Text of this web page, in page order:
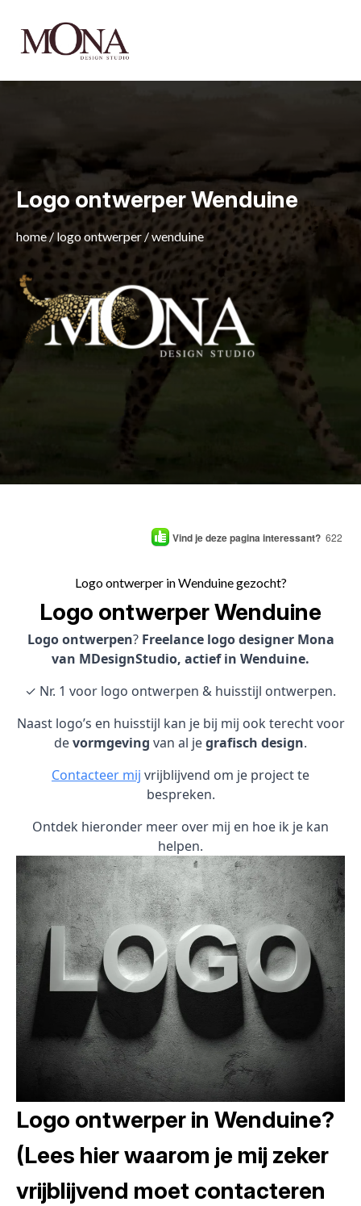
Logo ontwerper Wenduine
home/ logo ontwerper /wenduine
Vind je deze pagina interessant? 622
Logo ontwerper in Wenduine gezocht?
Logo ontwerper Wenduine
Logo ontwerpen? Freelance logo designer Mona
van MDesignStudio, actief in Wenduine.
✓ Nr. 1 voor logo ontwerpen & huisstijl ontwerpen.
Naast logo’s en huisstijl kan je bij mij ook terecht voor
devormgeving van al jegrafisch design.
Contacteer mij vrijblijvend om je project te
bespreken.
Ontdek hieronder meer over mij en hoe ik je kan
helpen.
Logo ontwerper in Wenduine?
(Lees hier waarom je mij zeker
vrijblijvend moet contacteren